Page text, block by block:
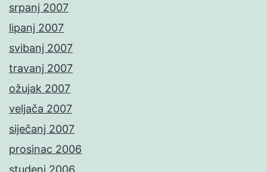
srpanj 2007
lipanj 2007
svibanj 2007
travanj 2007
ožujak 2007
veljača 2007
siječanj 2007
prosinac 2006